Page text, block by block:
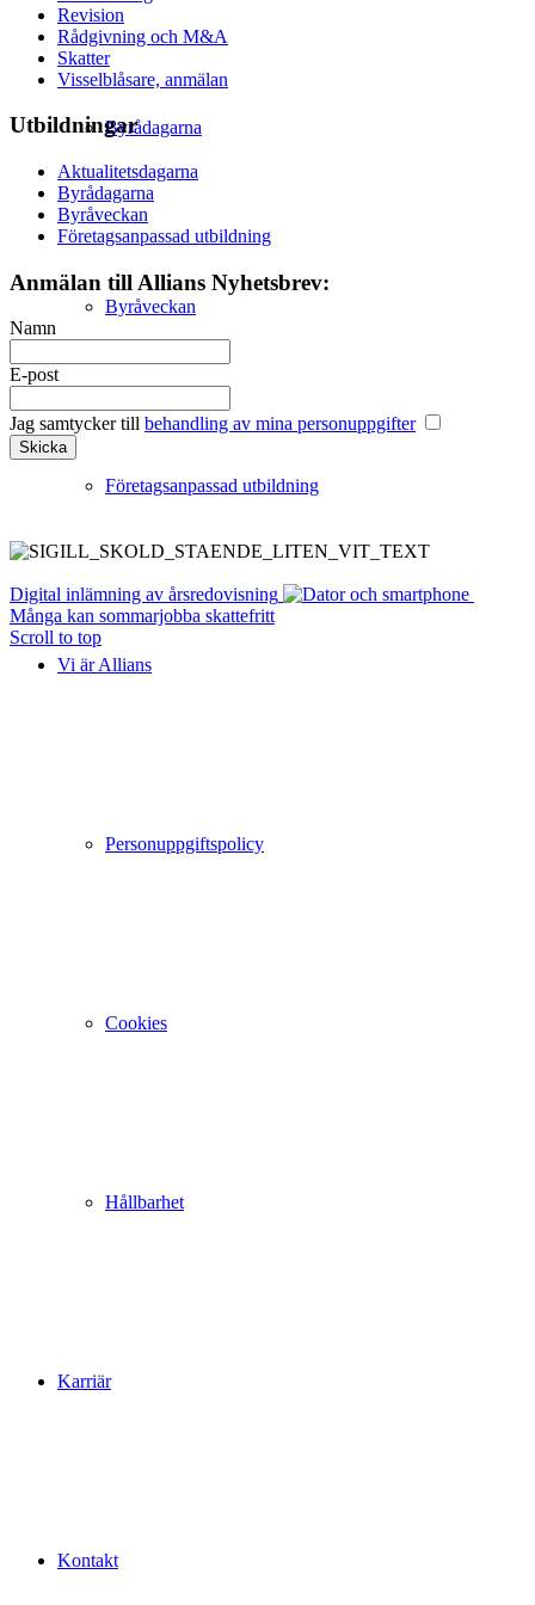
Byrådagarna
Byråveckan
Företagsanpassad utbildning
Vi är Allians
Personuppgiftspolicy
Cookies
Hållbarhet
Karriär
Kontakt
Revision
Rådgivning och M&A
Skatter
Visselblåsare, anmälan
Utbildningar
Aktualitetsdagarna
Byrådagarna
Byråveckan
Företagsanpassad utbildning
Anmälan till Allians Nyhetsbrev:
Namn
E-post
Jag samtycker till behandling av mina personuppgifter
Digital inlämning av årsredovisning
Många kan sommarjobba skattefritt
Scroll to top